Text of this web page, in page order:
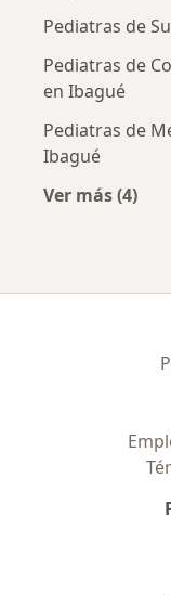
Pediatras de
Pediatras de
en Ibagué
Pediatras de
Ibagué
Ver más (4)